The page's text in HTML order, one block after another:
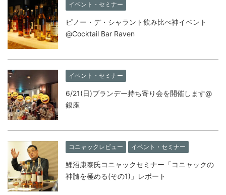
イベント・セミナー
ピノー・デ・シャラント飲み比べ神イベント
@Cocktail Bar Raven
イベント・セミナー
6/21(日)ブランデー持ち寄り会を開催します@
銀座
コニャックレビュー イベント・セミナー
鯉沼康泰氏コニャックセミナー「コニャックの
神髄を極める(その1)」レポート